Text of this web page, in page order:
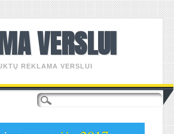
VERSLUI
REKLAMA VERSLUI